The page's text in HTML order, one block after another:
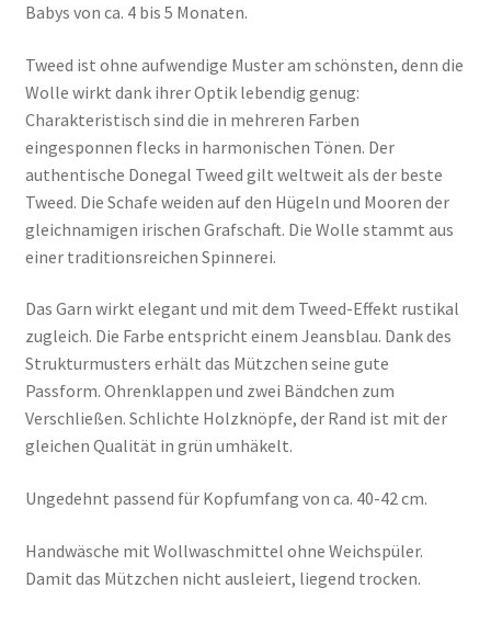
Babys von ca. 4 bis 5 Monaten.
Tweed ist ohne aufwendige Muster am schönsten, denn die
Wolle wirkt dank ihrer Optik lebendig genug:
Charakteristisch sind die in mehreren Farben
eingesponnen flecks in harmonischen Tönen. Der
authentische Donegal Tweed gilt weltweit als der beste
Tweed. Die Schafe weiden auf den Hügeln und Mooren der
gleichnamigen irischen Grafschaft. Die Wolle stammt aus
einer traditionsreichen Spinnerei.
Das Garn wirkt elegant und mit dem Tweed-Effekt rustikal
zugleich. Die Farbe entspricht einem Jeansblau. Dank des
Strukturmusters erhält das Mützchen seine gute
Passform. Ohrenklappen und zwei Bändchen zum
Verschließen. Schlichte Holzknöpfe, der Rand ist mit der
gleichen Qualität in grün umhäkelt.
Ungedehnt passend für Kopfumfang von ca. 40-42 cm.
Handwäsche mit Wollwaschmittel ohne Weichspüler.
Damit das Mützchen nicht ausleiert, liegend trocken.